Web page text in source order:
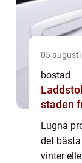
05 augusti
bostad
staden
Lugna
det
vinter